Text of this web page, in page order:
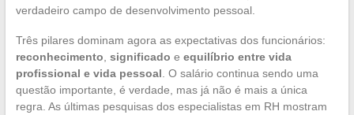
verdadeiro campo de desenvolvimento pessoal.
Três pilares dominam agora as expectativas dos funcionários:
reconhecimento significado e equilíbrio entre vida
profissional e vida pessoal . O salário continua sendo uma
questão importante, é verdade, mas já não é mais a única
regra. As últimas pesquisas dos especialistas em RH mostram